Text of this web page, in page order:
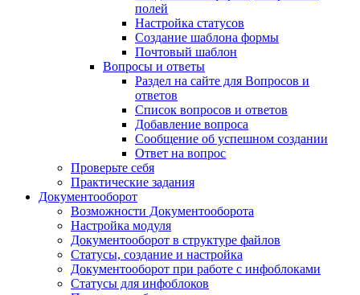
полей
Настройка статусов
Создание шаблона формы
Почтовый шаблон
Вопросы и ответы
Раздел на сайте для Вопросов и
ответов
Список вопросов и ответов
Добавление вопроса
Сообщение об успешном создании
Ответ на вопрос
Проверьте себя
Практические задания
Документооборот
Возможности Документооборота
Настройка модуля
Документооборот в структуре файлов
Статусы, создание и настройка
Документооборот при работе с инфоблоками
Статусы для инфоблоков